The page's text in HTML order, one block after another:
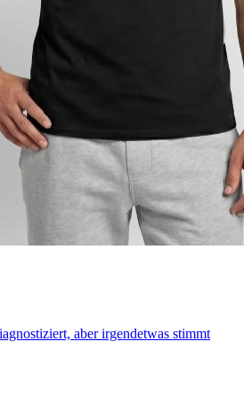
aber irgendetwas stimmt